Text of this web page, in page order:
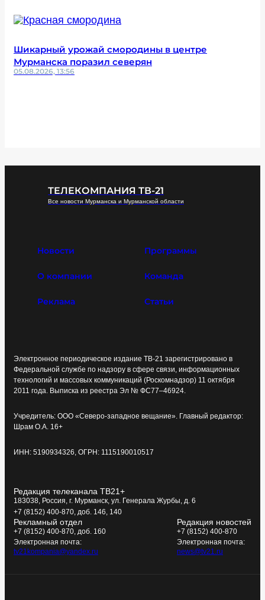
Шикарный урожай смородины в центре
Мурманска поразил северян
05.08.2026, 13:56
ТЕЛЕКОМПАНИЯ ТВ-21
Все новости Мурманска и Мурманской области
Новости Программы
О компании Команда
Реклама Статьи
Электронное периодическое издание ТВ-21 зарегистрировано в
Федеральной службе по надзору в сфере связи, информационных
технологий и массовых коммуникаций (Роскомнадзор) 11 октября
2011 года. Выписка из реестра Эл № ФС77–46924.
Учредитель: ООО «Северо-западное вещание». Главный редактор:
Шрам О.А. 16+
ИНН: 5190934326, ОГРН: 1115190010517
Редакция телеканала ТВ21+
183038, Россия, г. Мурманск, ул. Генерала Журбы, д. 6
+7 (8152) 400-870, доб. 146, 140
Рекламный отдел
+7 (8152) 400-870, доб. 160
Электронная почта:
tv21kompania@yandex.ru
Редакция новостей
+7 (8152) 400-870
Электронная почта:
news@tv21.ru